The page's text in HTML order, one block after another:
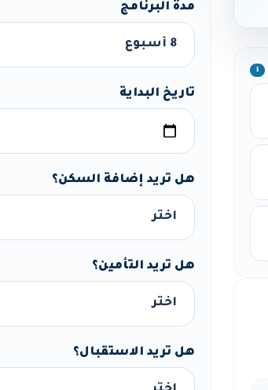
ℹ️
مدة البرنامج
تاريخ البداية
هل تريد إضافة السكن؟
هل تريد التأمين؟
هل تريد الاستقبال؟